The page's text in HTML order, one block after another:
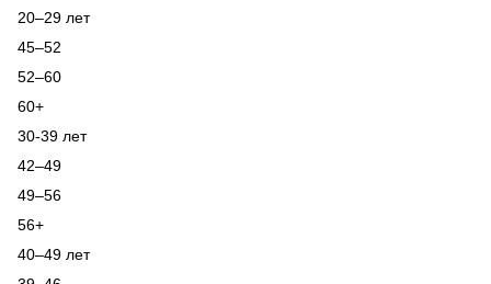
20–29 лет
45–52
52–60
60+
30-39 лет
42–49
49–56
56+
40–49 лет